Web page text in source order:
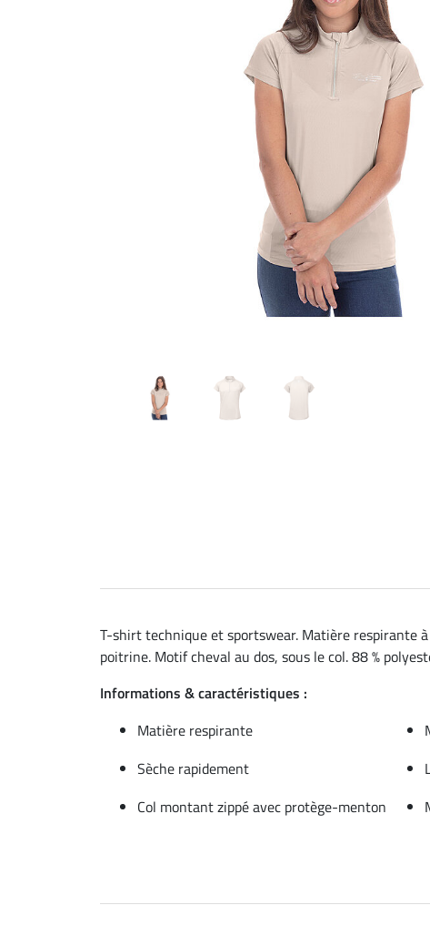
T-shirt technique et sportswear. Matière respirante
poitrine. Motif cheval au dos, sous le col. 88 %
Informations & caractéristiques :
Matière respirante
Sèche rapidement
Col montant zippé avec protège-menton